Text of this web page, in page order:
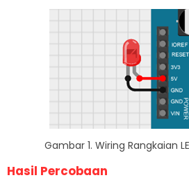
Gambar 1. Wiring Rangkaian
Hasil Percobaan